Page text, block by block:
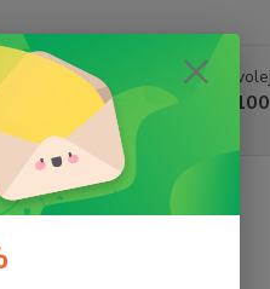
Nevíte si rady?
+420 603 332 100
(Po-Pá, 10-17 hod.)
sladký 2 ml tester sklo